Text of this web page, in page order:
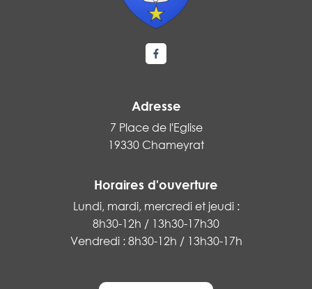
Lien vers le compte Facebook
Adresse
7 Place de l'Eglise
19330 Chameyrat
Horaires d'ouverture
Lundi, mardi, mercredi et jeudi :
8h30-12h / 13h30-17h30
Vendredi : 8h30-12h / 13h30-17h